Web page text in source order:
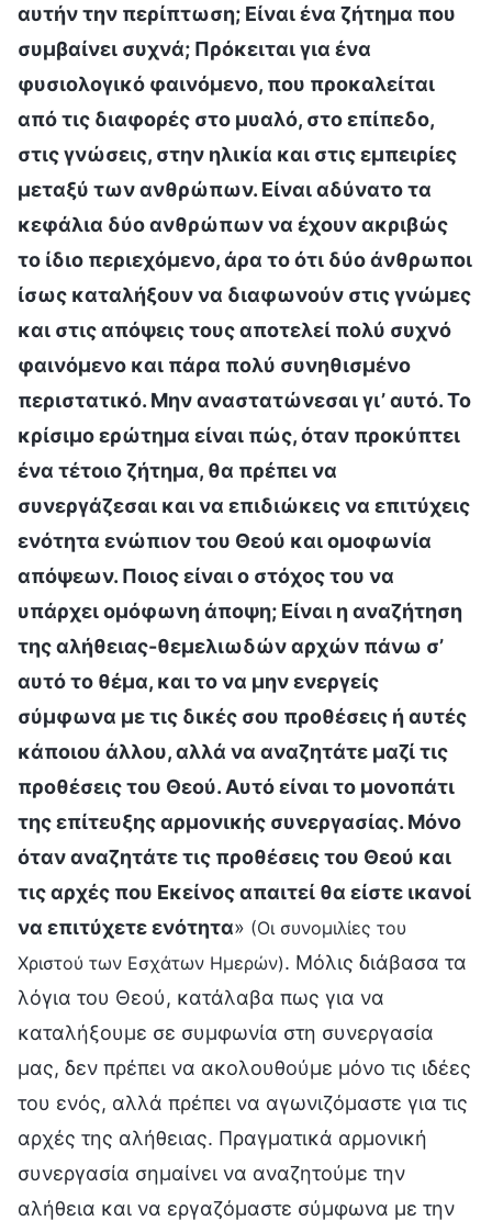
αυτήν την περίπτωση; Είναι ένα ζήτημα που
συμβαίνει συχνά; Πρόκειται για ένα
φυσιολογικό φαινόμενο, που προκαλείται
από τις διαφορές στο μυαλό, στο επίπεδο,
στις γνώσεις, στην ηλικία και στις εμπειρίες
μεταξύ των ανθρώπων. Είναι αδύνατο τα
κεφάλια δύο ανθρώπων να έχουν ακριβώς
το ίδιο περιεχόμενο, άρα το ότι δύο άνθρωποι
ίσως καταλήξουν να διαφωνούν στις γνώμες
και στις απόψεις τους αποτελεί πολύ συχνό
φαινόμενο και πάρα πολύ συνηθισμένο
περιστατικό. Μην αναστατώνεσαι γι’ αυτό. Το
κρίσιμο ερώτημα είναι πώς, όταν προκύπτει
ένα τέτοιο ζήτημα, θα πρέπει να
συνεργάζεσαι και να επιδιώκεις να επιτύχεις
ενότητα ενώπιον του Θεού και ομοφωνία
απόψεων. Ποιος είναι ο στόχος του να
υπάρχει ομόφωνη άποψη; Είναι η αναζήτηση
της αλήθειας-θεμελιωδών αρχών πάνω σ’
αυτό το θέμα, και το να μην ενεργείς
σύμφωνα με τις δικές σου προθέσεις ή αυτές
κάποιου άλλου, αλλά να αναζητάτε μαζί τις
προθέσεις του Θεού. Αυτό είναι το μονοπάτι
της επίτευξης αρμονικής συνεργασίας. Μόνο
όταν αναζητάτε τις προθέσεις του Θεού και
τις αρχές που Εκείνος απαιτεί θα είστε ικανοί
να επιτύχετε ενότητα» (Οι συνομιλίες του
Χριστού των Εσχάτων Ημερών). Μόλις διάβασα τα
λόγια του Θεού, κατάλαβα πως για να
καταλήξουμε σε συμφωνία στη συνεργασία
μας, δεν πρέπει να ακολουθούμε μόνο τις ιδέες
του ενός, αλλά πρέπει να αγωνιζόμαστε για τις
αρχές της αλήθειας. Πραγματικά αρμονική
συνεργασία σημαίνει να αναζητούμε την
αλήθεια και να εργαζόμαστε σύμφωνα με την